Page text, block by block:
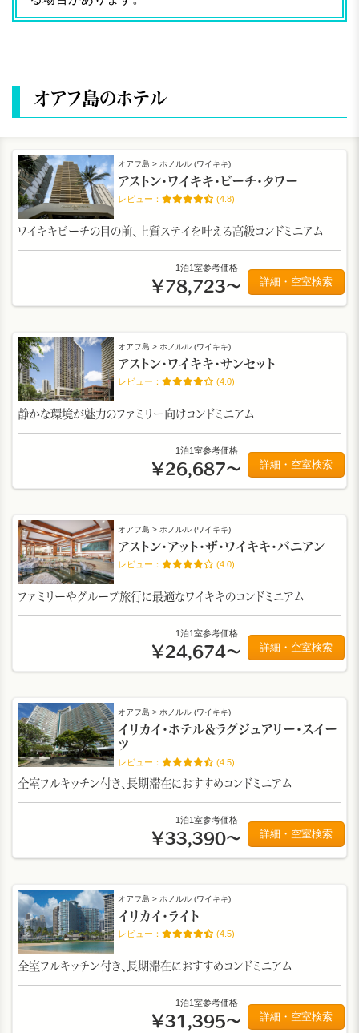
オアフ島のホテル
オアフ島 > ホノルル (ワイキキ)
アストン・ワイキキ・ビーチ・タワー
(4.8)
ワイキキビーチの目の前、上質ステイを叶える高級コンドミニアム
1泊1室参考価格
￥78,723～ 詳細・空室検索
オアフ島 > ホノルル (ワイキキ)
アストン・ワイキキ・サンセット
(4.0)
静かな環境が魅力のファミリー向けコンドミニアム
1泊1室参考価格
￥26,687～ 詳細・空室検索
オアフ島 > ホノルル (ワイキキ)
アストン・アット・ザ・ワイキキ・バニアン
(4.0)
ファミリーやグループ旅行に最適なワイキキのコンドミニアム
1泊1室参考価格
￥24,674～ 詳細・空室検索
オアフ島 > ホノルル (ワイキキ)
イリカイ・ホテル＆ラグジュアリー・スイー
ツ
(4.5)
全室フルキッチン付き、長期滞在におすすめコンドミニアム
1泊1室参考価格
￥33,390～ 詳細・空室検索
オアフ島 > ホノルル (ワイキキ)
イリカイ・ライト
(4.5)
全室フルキッチン付き、長期滞在におすすめコンドミニアム
1泊1室参考価格
￥31,395～ 詳細・空室検索